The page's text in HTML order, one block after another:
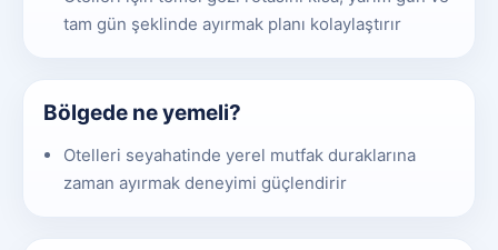
tam gün şeklinde ayırmak planı kolaylaştırır
Bölgede ne yemeli?
Otelleri seyahatinde yerel mutfak duraklarına
zaman ayırmak deneyimi güçlendirir